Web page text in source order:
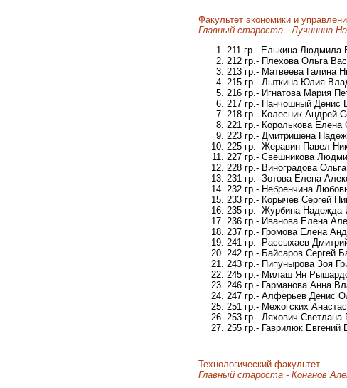
Факультет экономики и
Главный староста - Лучинина
211 гр.- Елькина Людмила
212 гр.- Плехова Ольга
213 гр.- Матвеева Галина
215 гр.- Лыткина Юлия
216 гр.- Игнатова Мария
217 гр.- Панчошный Денис
218 гр.- Колесник Андрей
221 гр.- Королькова Елена
223 гр.- Дмитришена
225 гр.- Жеравин Павел
227 гр.- Свешникова
228 гр.- Виноградова
231 гр.- Зотова Елена
232 гр.- Небренчина
233 гр.- Корычев Сергей
235 гр.- Журбина Надежда
236 гр.- Иванова Елена
237 гр.- Громова Елена
241 гр.- Рассыхаев
242 гр.- Байсаров Сергей
243 гр.- Пипунырова Зоя
245 гр.- Милаш Ян
246 гр.- Гарманова Анна
247 гр.- Алферьев Денис
251 гр.- Межогских
253 гр.- Ляхович Светлана
255 гр.- Гаврилюк Евгений
Технологический факультет
Главный староста - Конанов